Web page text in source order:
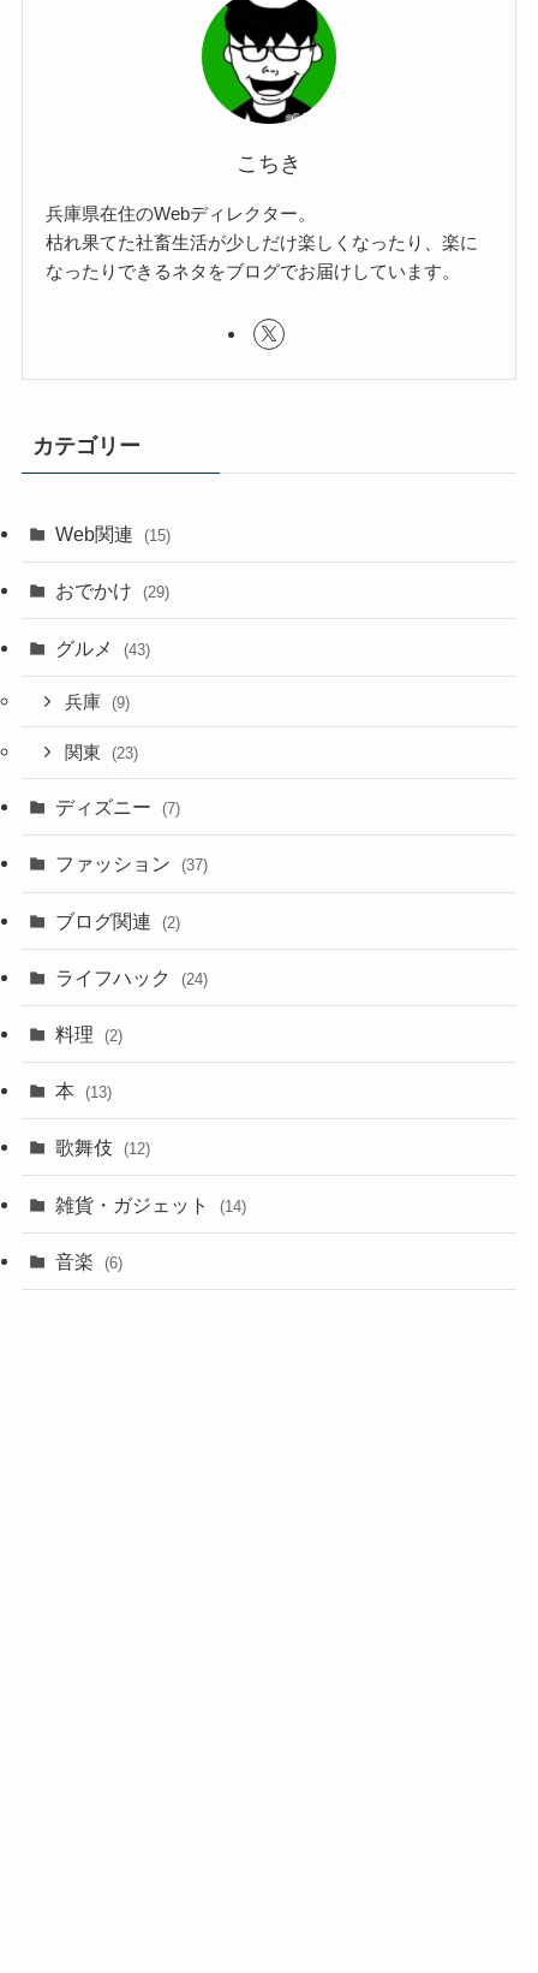
こちき
兵庫県在住のWebディレクター。
枯れ果てた社畜生活が少しだけ楽しくなったり、楽に
なったりできるネタをブログでお届けしています。
カテゴリー
Web関連 (15)
おでかけ (29)
グルメ (43)
兵庫 (9)
関東 (23)
ディズニー (7)
ファッション (37)
ブログ関連 (2)
ライフハック (24)
料理 (2)
本 (13)
歌舞伎 (12)
雑貨・ガジェット (14)
音楽 (6)